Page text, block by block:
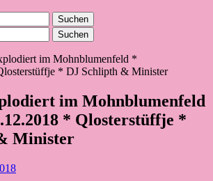
Suchen
Suchen
im Mohnblumenfeld
* Qlosterstüffje *
Minister